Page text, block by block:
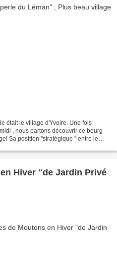
était le village d'Yvoire. Une fois
, nous partons découvrir ce bourg
Sa position "stratégique " entre le
Hiver "de Jardin Privé